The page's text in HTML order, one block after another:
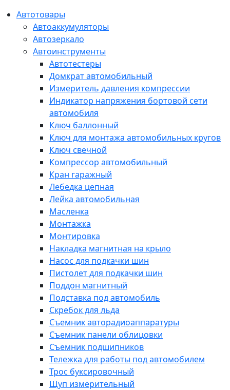
Автотовары
Автоаккумуляторы
Автозеркало
Автоинструменты
Автотестеры
Домкрат автомобильный
Измеритель давления компрессии
Индикатор напряжения бортовой сети
автомобиля
Ключ баллонный
Ключ для монтажа автомобильных кругов
Ключ свечной
Компрессор автомобильный
Кран гаражный
Лебедка цепная
Лейка автомобильная
Масленка
Монтажка
Монтировка
Накладка магнитная на крыло
Насос для подкачки шин
Пистолет для подкачки шин
Поддон магнитный
Подставка под автомобиль
Скребок для льда
Съемник авторадиоаппаратуры
Съемник панели облицовки
Съемник подшипников
Тележка для работы под автомобилем
Трос буксировочный
Щуп измерительный